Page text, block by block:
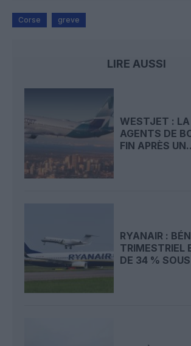
Corse greve
LIRE AUSSI
WESTJET : LA
AGENTS DE
FIN APRÈS
RYANAIR :
TRIMESTRIEL
DE 34 % SOUS